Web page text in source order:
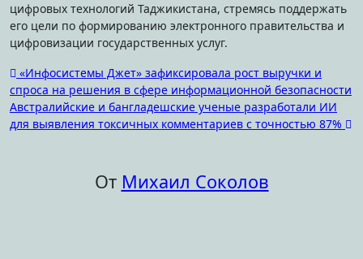
цифровых технологий Таджикистана, стремясь поддержать
его цели по формированию электронного правительства и
цифровизации государственных услуг.
Навигация
по
записям
«Инфосистемы Джет» зафиксировала рост выручки и
спроса на решения в сфере информационной безопасности
Австралийские и бангладешские ученые разработали ИИ
для выявления токсичных комментариев с точностью 87%
От Михаил Соколов